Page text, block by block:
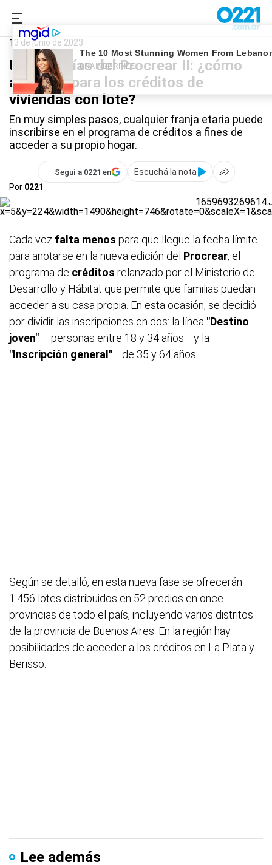
0221.com.ar
13 de junio de 2023
Últimos días del Procrear II: ¿cómo
anotarse para los créditos de
viviendas con lote?
En muy simples pasos, cualquier franja etaria puede
inscribirse en el programa de créditos a fines de
acceder a su propio hogar.
Seguí a 0221 en
Escuchá la nota
Por 0221
Cada vez falta menos para que llegue la fecha límite
para anotarse en la nueva edición del Procrear, el
programa de créditos relanzado por el Ministerio de
Desarrollo y Hábitat que permite que familias puedan
acceder a su casa propia. En esta ocasión, se decidió
por dividir las inscripciones en dos: la línea "Destino
joven" – personas entre 18 y 34 años– y la
"Inscripción general" –de 35 y 64 años–.
Según se detalló, en esta nueva fase se ofrecerán
1.456 lotes distribuidos en 52 predios en once
provincias de todo el país, incluyendo varios distritos
de la provincia de Buenos Aires. En la región hay
posibilidades de acceder a los créditos en La Plata y
Berisso.
Lee además